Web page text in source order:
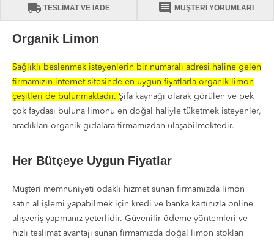
local_shipping TESLİMAT VE İADE comment MÜŞTERİ YORUMLARI
Organik Limon
Sağlıklı beslenmek isteyenlerin bir numaralı adresi haline gelen
firmamızın internet sitesinde en uygun fiyatlarla organik limon
çeşitleri de bulunmaktadır. Şifa kaynağı olarak görülen ve pek
çok faydası buluna limonu en doğal haliyle tüketmek isteyenler,
aradıkları organik gıdalara firmamızdan ulaşabilmektedir.
Her Bütçeye Uygun Fiyatlar
Müşteri memnuniyeti odaklı hizmet sunan firmamızda limon
satın al işlemi yapabilmek için kredi ve banka kartınızla online
alışveriş yapmanız yeterlidir. Güvenilir ödeme yöntemleri ve
hızlı teslimat avantajı sunan firmamızda doğal limon stokları